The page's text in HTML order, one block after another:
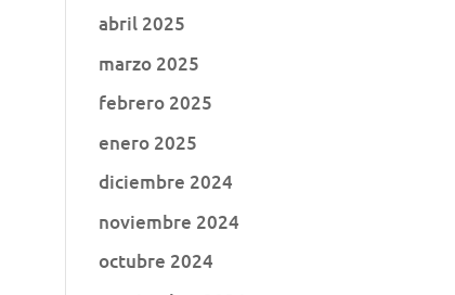
abril 2025
marzo 2025
febrero 2025
enero 2025
diciembre 2024
noviembre 2024
octubre 2024